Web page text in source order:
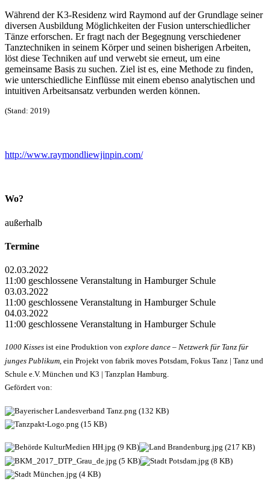
Während der K3-Residenz wird Raymond auf der Grundlage seiner
diversen Ausbildung Möglichkeiten der Fusion unterschiedlicher
Tänze erforschen. Er fragt nach der Begegnung verschiedener
Tanztechniken in seinem Körper und seinen bisherigen Arbeiten,
löst diese Techniken auf und verwebt sie erneut, um eine
gemeinsame Basis zu suchen. Ziel ist es, eine Methode zu finden,
wie unterschiedliche Einflüsse mit einem ebenso analytischen und
intuitiven Arbeitsansatz verbunden werden können.
(Stand: 2019)
http://www.raymondliewjinpin.com/
Wo?
außerhalb
Termine
02.03.2022
11:00 geschlossene Veranstaltung in Hamburger Schule
03.03.2022
11:00 geschlossene Veranstaltung in Hamburger Schule
04.03.2022
11:00 geschlossene Veranstaltung in Hamburger Schule
1000 Kisses ist eine Produktion von explore dance – Netzwerk für Tanz für
junges Publikum , ein Projekt von fabrik moves Potsdam, Fokus Tanz | Tanz und
Schule e.V. München und K3 | Tanzplan Hamburg.
Gefördert von: